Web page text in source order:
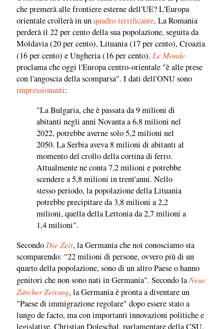
che premerà alle frontiere esterne dell'UE? L'Europa
orientale crollerà in unquadro terrificante. La Romania
perderà il 22 per cento della sua popolazione, seguita da
Moldavia (20 per cento), Lituania (17 per cento), Croazia
(16 per cento) e Ungheria (16 per cento). Le Monde
proclama che oggi l'Europa centro-orientale "è alle prese
con l'angoscia della scomparsa". I dati dell'ONU sono
impressionanti:
"La Bulgaria, che è passata da 9 milioni di
abitanti negli anni Novanta a 6,8 milioni nel
2022, potrebbe averne solo 5,2 milioni nel
2050. La Serbia aveva 8 milioni di abitanti al
momento del crollo della cortina di ferro.
Attualmente ne conta 7,2 milioni e potrebbe
scendere a 5,8 milioni in trent'anni. Nello
stesso periodo, la popolazione della Lituania
potrebbe precipitare da 3,8 milioni a 2,2
milioni, quella della Lettonia da 2,7 milioni a
1,4 milioni".
Secondo Die Zeit, la Germania che noi conosciamo sta
scomparendo: "22 milioni di persone, ovvero più di un
quarto della popolazione, sono di un altro Paese o hanno
genitori che non sono nati in Germania". Secondo la Neue
Zürcher Zeitung, la Germania è pronta a diventare un
"Paese di immigrazione regolare" dopo essere stato a
lungo de facto, ma con importanti innovazioni politiche e
legislative. Christian Doleschal, parlamentare della CSU,